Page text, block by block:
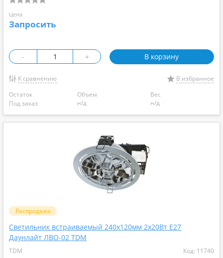
Цена
Запросить
- + В корзину
К сравнению
В избранное
Остаток
Под заказ
Объем
н/д
Вес
н/д
Распродажа
Светильник встраиваемый 240х120мм 2х20Вт Е27
Даунлайт ЛВО-02 TDM
TDM
Код: 11740